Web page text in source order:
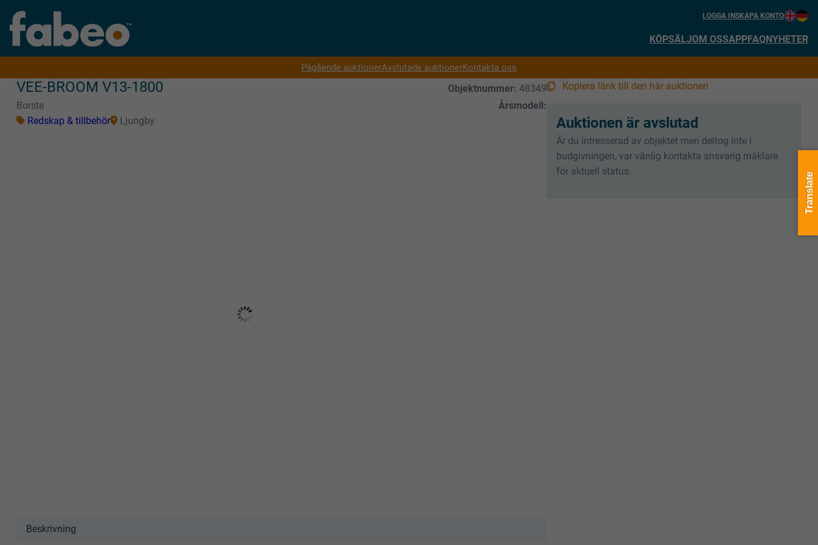
LOGGA INSKAPA KONTO
KÖPSÄLJOM OSSAPPFAQNYHETER
Pågående auktionerAvslutade auktionerKontakta oss
VEE-BROOM V13-1800 Objektnummer: 48349
Borste
Årsmodell:
Redskap & tillbehör
Ljungby
Beskrivning
Kopiera länk till den här auktionen
Auktionen är avslutad
Är du intresserad av objektet men deltog inte i
budgivningen, var vänlig kontakta ansvarig mäklare
för aktuell status.
Translate